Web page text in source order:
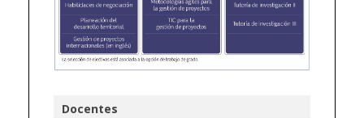
Docentes